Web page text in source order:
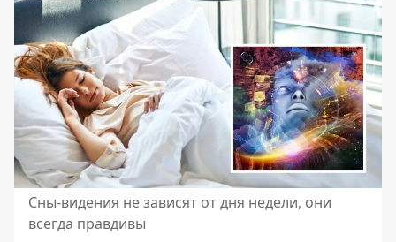
Сны-видения не зависят от дня недели, они
всегда правдивы